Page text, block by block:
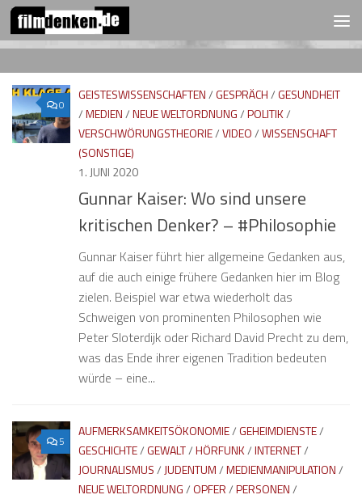
Zum Inhalt springenFOLGEN:
0
GEISTESWISSENSCHAFTEN/GESPRÄCH/GESUNDHEIT
/MEDIEN/NEUE WELTORDNUNG/POLITIK/
VERSCHWÖRUNGSTHEORIE/VIDEO/WISSENSCHAFT
(SONSTIGE)
1. JUNI 2020
Gunnar Kaiser: Wo sind unsere
kritischen Denker? – #Philosophie
Gunnar Kaiser führt hier allgemeine Gedanken aus,
auf die auch einige frühere Gedanken hier im Blog
zielen. Beispiel war etwa wiederholt das
Schweigen von prominenten Philosophen wie
Peter Sloterdijk oder Richard David Precht zu dem,
was das Ende ihrer eigenen Tradition bedeuten
würde – eine...
5
AUFMERKSAMKEITSÖKONOMIE/GEHEIMDIENSTE/
GESCHICHTE/GEWALT/HÖRFUNK/INTERNET/
JOURNALISMUS/ JUDENTUM/MEDIENMANIPULATION/
NEUE WELTORDNUNG/OPFER/PERSONEN/